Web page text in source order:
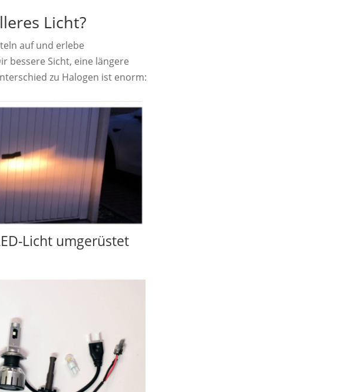
Licht?
auf und erlebe
bessere Sicht, eine längere
zu Halogen ist enorm:
Licht umgerüstet